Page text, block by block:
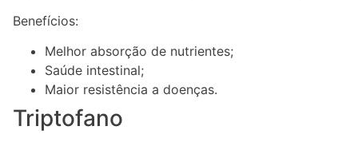
Benefícios:
Melhor absorção de nutrientes;
Saúde intestinal;
Maior resistência a doenças.
Triptofano